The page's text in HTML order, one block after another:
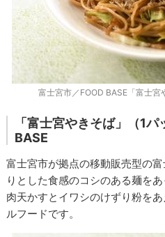
富士宮市／FOOD BASE「富士
「富士宮やきそば」（1
BASE
富士宮市が拠点の移動販売型の
りとした食感のコシのある麺を
肉天かすとイワシのけずり粉を
ルフードです。